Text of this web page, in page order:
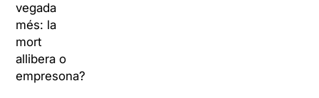
vegada
més: la
mort
allibera o
empresona?